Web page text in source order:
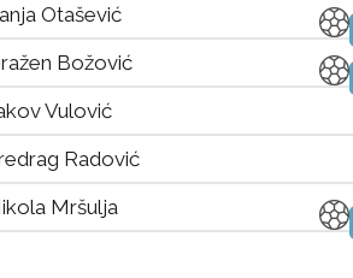
Otašević
Božović
Vulović
Radović
Mršulja